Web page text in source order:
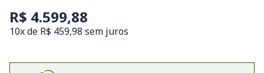
R$ 4.599,88
10x de R$ 459,98 sem juros